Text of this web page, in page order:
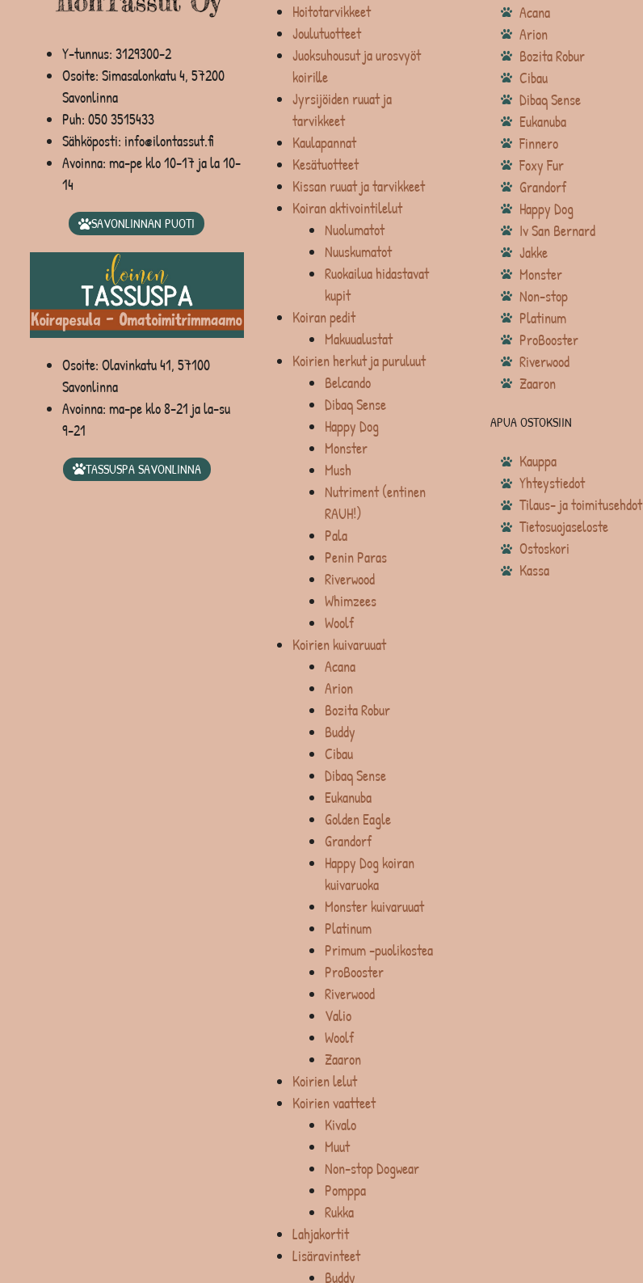
Y-tunnus: 3129300-2
Osoite: Simasalonkatu 4, 57200
Savonlinna
Puh: 050 3515433
Sähköposti: info@ilontassut.fi
Avoinna: ma-pe klo 10-17 ja la 10-
14
SAVONLINNAN PUOTI
Osoite: Olavinkatu 41, 57100
Savonlinna
Avoinna: ma-pe klo 8-21 ja la-su
9-21
TASSUSPA SAVONLINNA
Hoitotarvikkeet
Joulutuotteet
Juoksuhousut ja urosvyöt
koirille
Jyrsijöiden ruuat ja
tarvikkeet
Kaulapannat
Kesätuotteet
Kissan ruuat ja tarvikkeet
Koiran aktivointilelut
Nuolumatot
Nuuskumatot
Ruokailua hidastavat
kupit
Koiran pedit
Makuualustat
Koirien herkut ja puruluut
Belcando
Dibaq Sense
Happy Dog
Monster
Mush
Nutriment (entinen
RAUH!)
Pala
Penin Paras
Riverwood
Whimzees
Woolf
Koirien kuivaruuat
Acana
Arion
Bozita Robur
Buddy
Cibau
Dibaq Sense
Eukanuba
Golden Eagle
Grandorf
Happy Dog koiran
kuivaruoka
Monster kuivaruuat
Platinum
Primum -puolikostea
ProBooster
Riverwood
Valio
Woolf
Zaaron
Koirien lelut
Koirien vaatteet
Kivalo
Muut
Non-stop Dogwear
Pomppa
Rukka
Lahjakortit
Lisäravinteet
Buddy
Acana
Arion
Bozita Robur
Cibau
Dibaq Sense
Eukanuba
Finnero
Foxy Fur
Grandorf
Happy Dog
Iv San Bernard
Jakke
Monster
Non-stop
Platinum
ProBooster
Riverwood
Zaaron
APUA OSTOKSIIN
Kauppa
Yhteystiedot
Tilaus- ja toimitusehdot
Tietosuojaseloste
Ostoskori
Kassa